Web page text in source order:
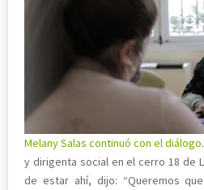
Melany Salas continuó con el diálogo
y dirigenta social en el cerro 18 de
de estar ahí, dijo: “Queremos